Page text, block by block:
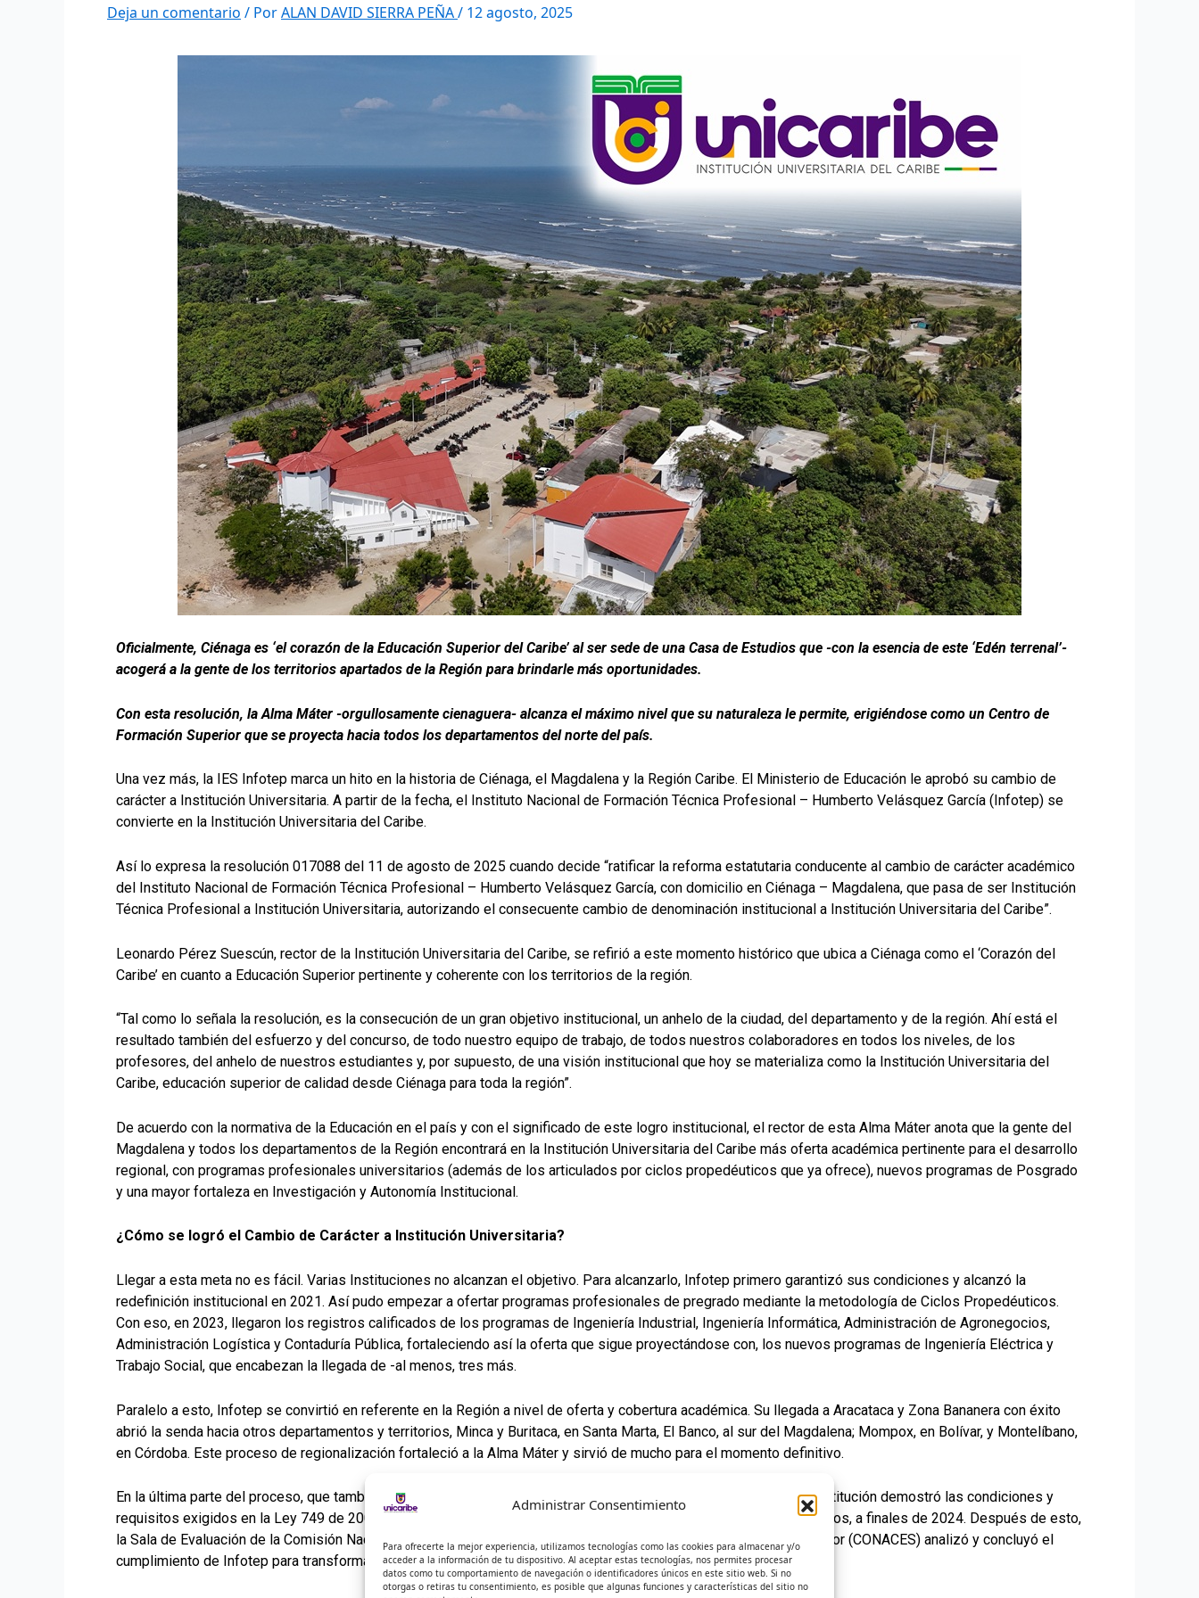
Administrar Consentimiento
Para ofrecerte la mejor experiencia, utilizamos tecnologías como las cookies para almacenar y/o
acceder a la información de tu dispositivo. Al aceptar estas tecnologías, nos permites procesar
datos como tu comportamiento de navegación o identificadores únicos en este sitio web. Si no
otorgas o retiras tu consentimiento, es posible que algunas funciones y características del sitio no
Deja un comentario / PorALAN DAVID SIERRA PEÑA/ 12 agosto, 2025
Oficialmente, Ciénaga es ‘el corazón de la Educación Superior del Caribe’ al ser sede de una Casa de Estudios que -con la esencia de este ‘Edén terrenal’-
acogerá a la gente de los territorios apartados de la Región para brindarle más oportunidades.
Con esta resolución, la Alma Máter -orgullosamente cienaguera- alcanza el máximo nivel que su naturaleza le permite, erigiéndose como un Centro de
Formación Superior que se proyecta hacia todos los departamentos del norte del país.
Una vez más, la IES Infotep marca un hito en la historia de Ciénaga, el Magdalena y la Región Caribe. El Ministerio de Educación le aprobó su cambio de
carácter a Institución Universitaria. A partir de la fecha, el Instituto Nacional de Formación Técnica Profesional – Humberto Velásquez García (Infotep) se
convierte en la Institución Universitaria del Caribe.
Así lo expresa la resolución 017088 del 11 de agosto de 2025 cuando decide “ratificar la reforma estatutaria conducente al cambio de carácter académico
del Instituto Nacional de Formación Técnica Profesional – Humberto Velásquez García, con domicilio en Ciénaga – Magdalena, que pasa de ser Institución
Técnica Profesional a Institución Universitaria, autorizando el consecuente cambio de denominación institucional a Institución Universitaria del Caribe”.
Leonardo Pérez Suescún, rector de la Institución Universitaria del Caribe, se refirió a este momento histórico que ubica a Ciénaga como el ‘Corazón del
Caribe’ en cuanto a Educación Superior pertinente y coherente con los territorios de la región.
“Tal como lo señala la resolución, es la consecución de un gran objetivo institucional, un anhelo de la ciudad, del departamento y de la región. Ahí está el
resultado también del esfuerzo y del concurso, de todo nuestro equipo de trabajo, de todos nuestros colaboradores en todos los niveles, de los
profesores, del anhelo de nuestros estudiantes y, por supuesto, de una visión institucional que hoy se materializa como la Institución Universitaria del
Caribe, educación superior de calidad desde Ciénaga para toda la región”.
De acuerdo con la normativa de la Educación en el país y con el significado de este logro institucional, el rector de esta Alma Máter anota que la gente del
Magdalena y todos los departamentos de la Región encontrará en la Institución Universitaria del Caribe más oferta académica pertinente para el desarrollo
regional, con programas profesionales universitarios (además de los articulados por ciclos propedéuticos que ya ofrece), nuevos programas de Posgrado
y una mayor fortaleza en Investigación y Autonomía Institucional.
¿Cómo se logró el Cambio de Carácter a Institución Universitaria?
Llegar a esta meta no es fácil. Varias Instituciones no alcanzan el objetivo. Para alcanzarlo, Infotep primero garantizó sus condiciones y alcanzó la
redefinición institucional en 2021. Así pudo empezar a ofertar programas profesionales de pregrado mediante la metodología de Ciclos Propedéuticos.
Con eso, en 2023, llegaron los registros calificados de los programas de Ingeniería Industrial, Ingeniería Informática, Administración de Agronegocios,
Administración Logística y Contaduría Pública, fortaleciendo así la oferta que sigue proyectándose con, los nuevos programas de Ingeniería Eléctrica y
Trabajo Social, que encabezan la llegada de -al menos, tres más.
Paralelo a esto, Infotep se convirtió en referente en la Región a nivel de oferta y cobertura académica. Su llegada a Aracataca y Zona Bananera con éxito
abrió la senda hacia otros departamentos y territorios, Minca y Buritaca, en Santa Marta, El Banco, al sur del Magdalena; Mompox, en Bolívar, y Montelíbano,
en Córdoba. Este proceso de regionalización fortaleció a la Alma Máter y sirvió de mucho para el momento definitivo.
En la última parte del proceso, que también contó con acompañamiento del Ministerio de Educación Nacional, la Institución demostró las condiciones y
requisitos exigidos en la Ley 749 de 2002 y el Decreto 1075 de 2015. Esto fue durante la visita de pares académicos, a finales de 2024. Después de esto,
la Sala de Evaluación de la Comisión Nacional Intersectorial de Aseguramiento de la Calidad de la Educación Superior (CONACES) analizó y concluyó el
cumplimiento de Infotep para transformarse en la Institución Universitaria del Caribe.